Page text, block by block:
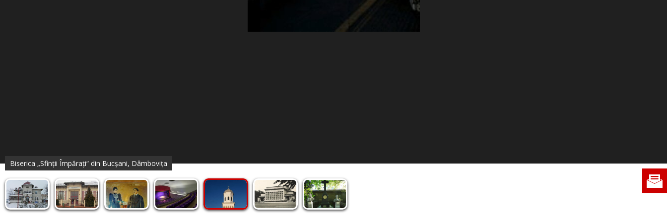
Biserica „Sfinții Împărați“ din Bucșani, Dâmbovița